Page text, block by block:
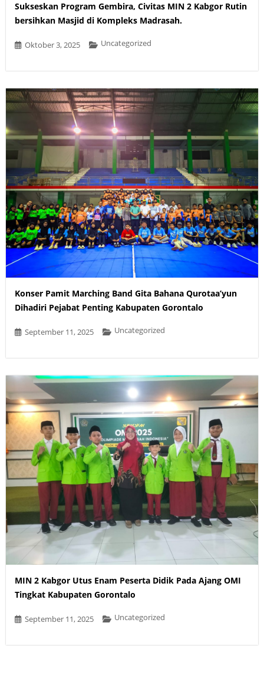
Sukseskan Program Gembira, Civitas MIN 2 Kabgor Rutin
bersihkan Masjid di Kompleks Madrasah.
Oktober 3, 2025 Uncategorized
Konser Pamit Marching Band Gita Bahana Qurotaa’yun
Dihadiri Pejabat Penting Kabupaten Gorontalo
September 11, 2025 Uncategorized
MIN 2 Kabgor Utus Enam Peserta Didik Pada Ajang OMI
Tingkat Kabupaten Gorontalo
September 11, 2025 Uncategorized